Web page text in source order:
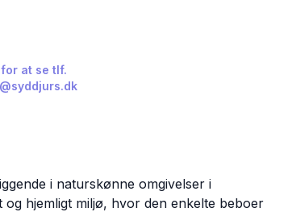
at se tlf.
i naturskønne omgivelser i
hjemligt miljø, hvor den enkelte beboer